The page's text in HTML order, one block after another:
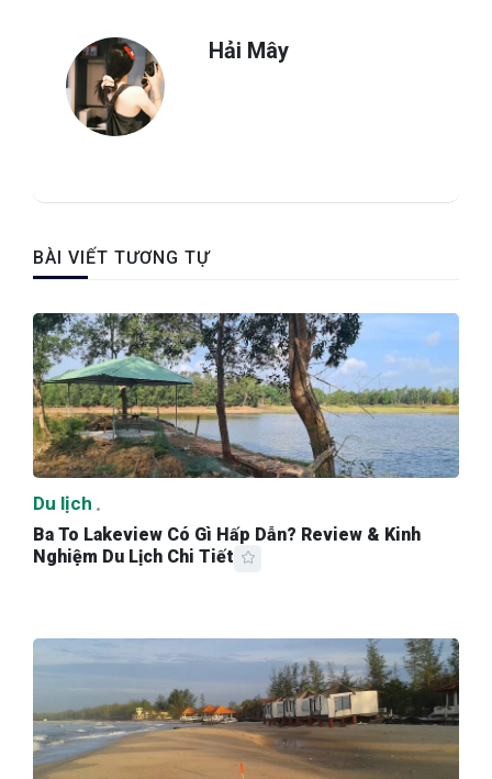
Hải Mây
BÀI VIẾT TƯƠNG TỰ
Du lịch
Ba To Lakeview Có Gì Hấp Dẫn? Review & Kinh
Nghiệm Du Lịch Chi Tiết